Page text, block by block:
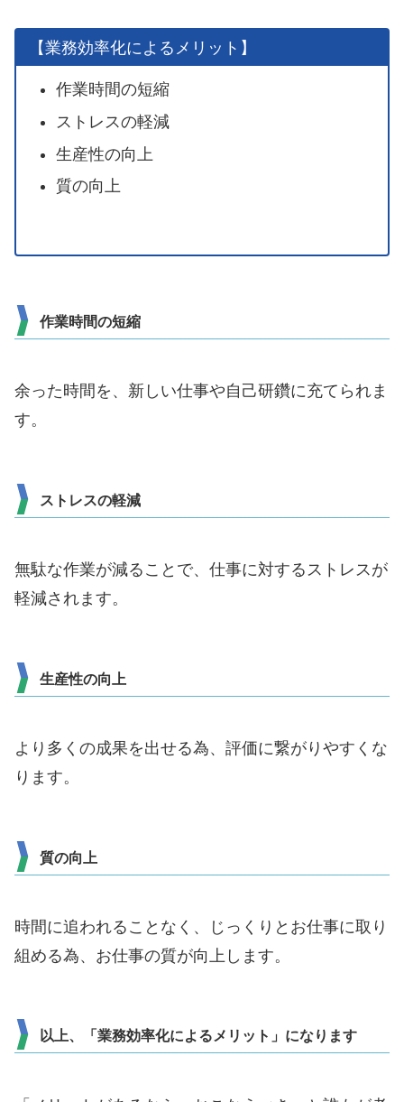
【業務効率化によるメリット】
作業時間の短縮
ストレスの軽減
生産性の向上
質の向上
作業時間の短縮
余った時間を、新しい仕事や自己研鑽に充てられま
す。
ストレスの軽減
無駄な作業が減ることで、仕事に対するストレスが
軽減されます。
生産性の向上
より多くの成果を出せる為、評価に繋がりやすくな
ります。
質の向上
時間に追われることなく、じっくりとお仕事に取り
組める為、お仕事の質が向上します。
以上、「業務効率化によるメリット」になります